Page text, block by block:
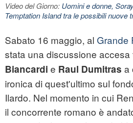
Video del Giorno: Uomini e donne,
Temptation Island tra le possibili nuove
Sabato 16 maggio, al Grande
stata una discussione accesa
Biancardi e Raul Dumitras a
ironica di quest'ultimo sul
Ilardo. Nel momento in cui
il concorrente romano è